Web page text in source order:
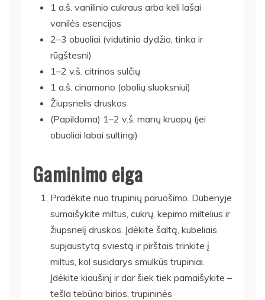
1 a.š. vanilinio cukraus arba keli lašai
vanilės esencijos
2–3 obuoliai (vidutinio dydžio, tinka ir
rūgštesni)
1–2 v.š. citrinos sulčių
1 a.š. cinamono (obolių sluoksniui)
Žiupsnelis druskos
(Papildoma) 1–2 v.š. manų kruopų (jei
obuoliai labai sultingi)
Gaminimo eiga
Pradėkite nuo trupinių paruošimo. Dubenyje
sumaišykite miltus, cukrų, kepimo miltelius ir
žiupsnelį druskos. Įdėkite šaltą, kubeliais
supjaustytą sviestą ir pirštais trinkite į
miltus, kol susidarys smulkūs trupiniai.
Įdėkite kiaušinį ir dar šiek tiek pamaišykite –
tešla tebūna birios, trupininės